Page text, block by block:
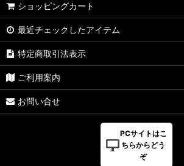
ショッピングカート
最近チェックしたアイテム
特定商取引法表示
ご利用案内
お問い合せ
PCサイトはこ
ちらからどう
ぞ